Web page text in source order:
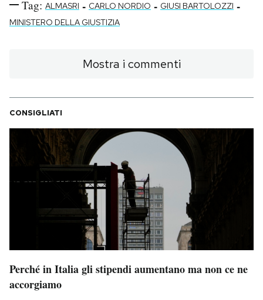
Tag: ALMASRI - CARLO NORDIO - GIUSI BARTOLOZZI -
MINISTERO DELLA GIUSTIZIA
Mostra i commenti
CONSIGLIATI
Perché in Italia gli stipendi aumentano ma non ce ne
accorgiamo